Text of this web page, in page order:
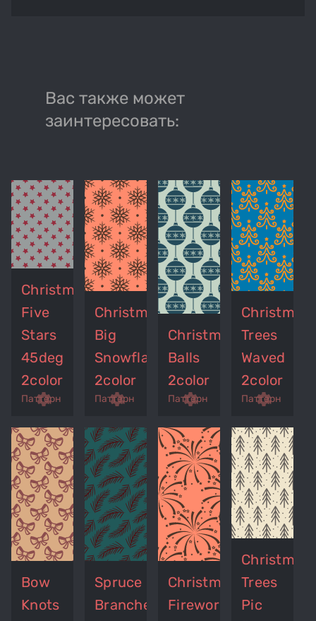
Вас также может
заинтересовать:
Christmas
Five
Stars
45deg
2color
Паттерн
settings
Christmas
Big
Snowflakes
2color
Паттерн
remove_red_eye get_app settings
Christmas
Balls
2color
Паттерн
remove_red_eye get_app settings
Christmas
Trees
Waved
2color
Паттерн
remove_red_eye get_app settings
Bow
Knots
Spruce
Branches
Christmas
Fireworks
Christmas
Trees
Pic